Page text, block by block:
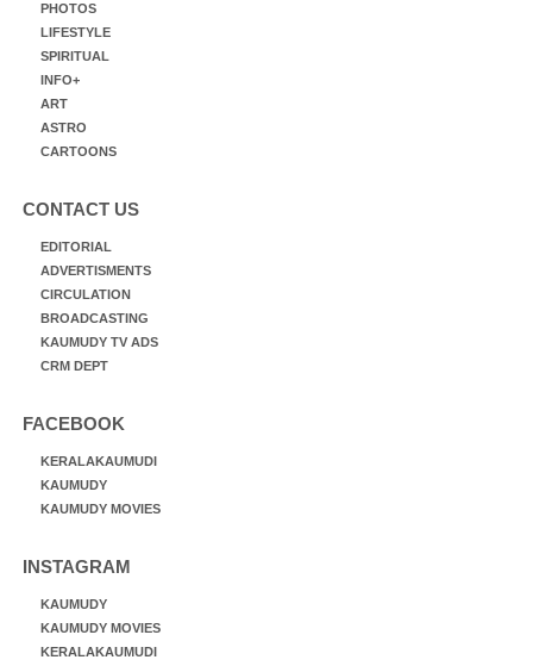
PHOTOS
LIFESTYLE
SPIRITUAL
INFO+
ART
ASTRO
CARTOONS
CONTACT US
EDITORIAL
ADVERTISMENTS
CIRCULATION
BROADCASTING
KAUMUDY TV ADS
CRM DEPT
FACEBOOK
KERALAKAUMUDI
KAUMUDY
KAUMUDY MOVIES
INSTAGRAM
KAUMUDY
KAUMUDY MOVIES
KERALAKAUMUDI